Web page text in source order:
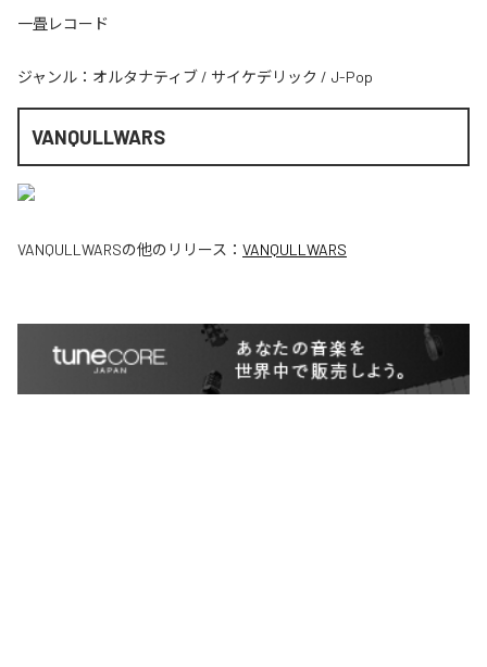
一畳レコード
ジャンル： オルタナティブ / サイケデリック / J-Pop
VANQULLWARS
VANQULLWARSの他のリリース： VANQULLWARS